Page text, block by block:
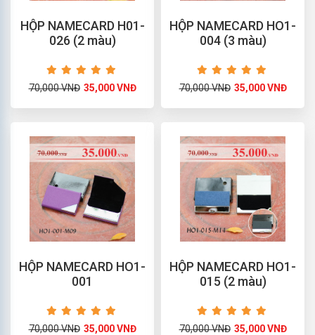
HỘP NAMECARD H01-
026 (2 màu)
70,000 VNĐ 35,000 VNĐ
HỘP NAMECARD HO1-
004 (3 màu)
70,000 VNĐ 35,000 VNĐ
HỘP NAMECARD HO1-
001
70,000 VNĐ 35,000 VNĐ
HỘP NAMECARD HO1-
015 (2 màu)
70,000 VNĐ 35,000 VNĐ